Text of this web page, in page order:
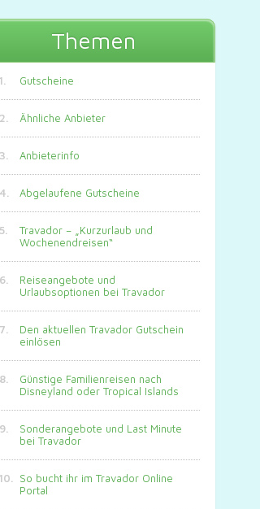
Themen
Gutscheine
Ähnliche Anbieter
Anbieterinfo
Abgelaufene Gutscheine
Travador – „Kurzurlaub und
Wochenendreisen“
Reiseangebote und
Urlaubsoptionen bei Travador
Den aktuellen Travador Gutschein
einlösen
Günstige Familienreisen nach
Disneyland oder Tropical Islands
Sonderangebote und Last Minute
bei Travador
So bucht ihr im Travador Online
Portal